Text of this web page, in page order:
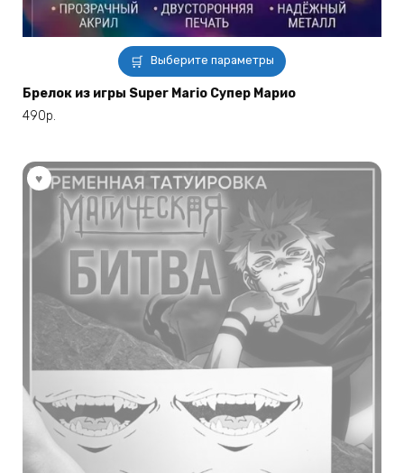
Выберите параметры
Этот
товар
имеет
можно
выбрать
на
странице
товара.
Брелок из игры Super Mario Супер Марио
490р.